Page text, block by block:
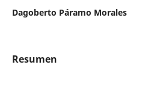
Dagoberto Páramo Morales
Resumen